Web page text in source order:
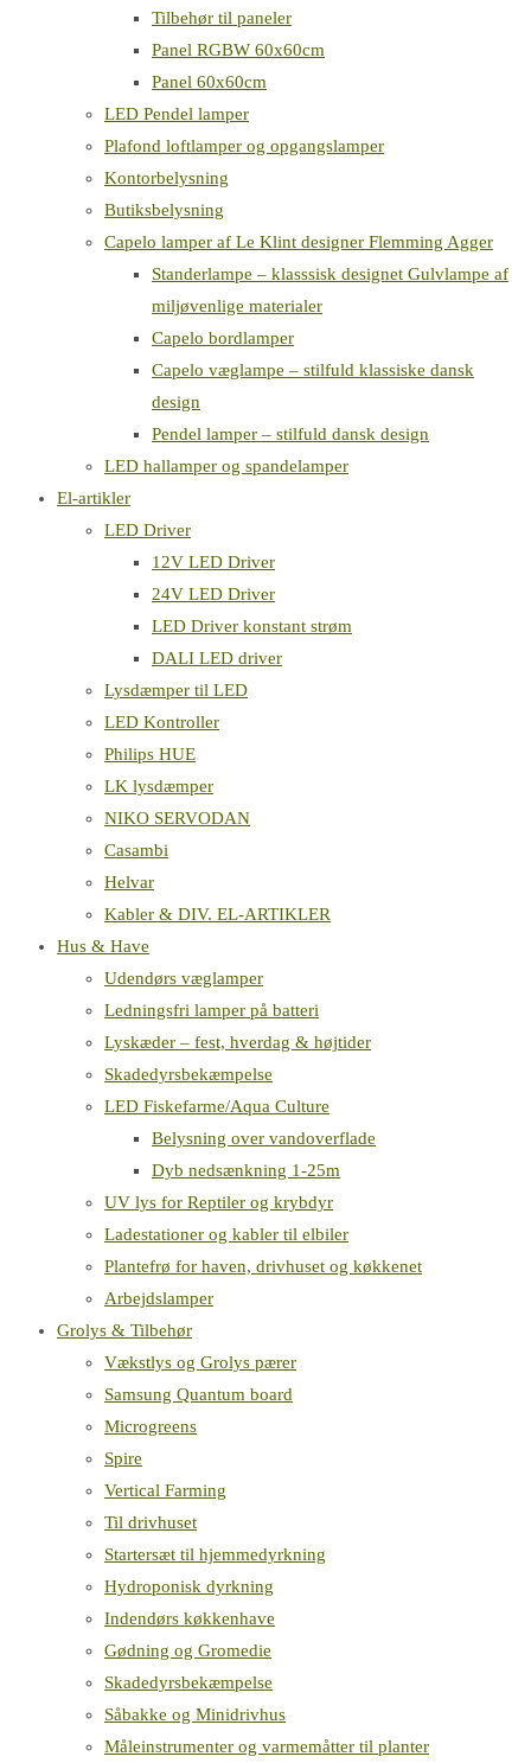
Tilbehør til paneler
Panel RGBW 60x60cm
Panel 60x60cm
LED Pendel lamper
Plafond loftlamper og opgangslamper
Kontorbelysning
Butiksbelysning
Capelo lamper af Le Klint designer Flemming Agger
Standerlampe – klasssisk designet Gulvlampe af
miljøvenlige materialer
Capelo bordlamper
Capelo væglampe – stilfuld klassiske dansk
design
Pendel lamper – stilfuld dansk design
LED hallamper og spandelamper
El-artikler
LED Driver
12V LED Driver
24V LED Driver
LED Driver konstant strøm
DALI LED driver
Lysdæmper til LED
LED Kontroller
Philips HUE
LK lysdæmper
NIKO SERVODAN
Casambi
Helvar
Kabler & DIV. EL-ARTIKLER
Hus & Have
Udendørs væglamper
Ledningsfri lamper på batteri
Lyskæder – fest, hverdag & højtider
Skadedyrsbekæmpelse
LED Fiskefarme/Aqua Culture
Belysning over vandoverflade
Dyb nedsænkning 1-25m
UV lys for Reptiler og krybdyr
Ladestationer og kabler til elbiler
Plantefrø for haven, drivhuset og køkkenet
Arbejdslamper
Grolys & Tilbehør
Vækstlys og Grolys pærer
Samsung Quantum board
Microgreens
Spire
Vertical Farming
Til drivhuset
Startersæt til hjemmedyrkning
Hydroponisk dyrkning
Indendørs køkkenhave
Gødning og Gromedie
Skadedyrsbekæmpelse
Såbakke og Minidrivhus
Måleinstrumenter og varmemåtter til planter